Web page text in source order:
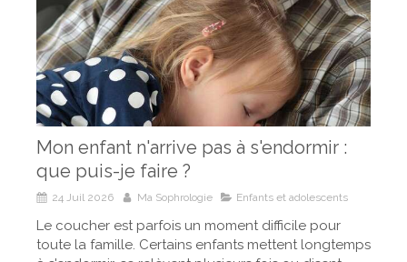
Mon enfant n'arrive pas à s'endormir :
que puis-je faire ?
24 Juil 2026 Ma Sophrologie Enfants et adolescents
Le coucher est parfois un moment difficile pour
toute la famille. Certains enfants mettent longtemps